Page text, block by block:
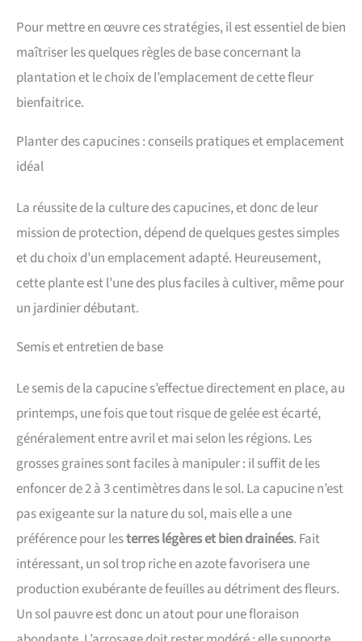
Pour mettre en œuvre ces stratégies, il est essentiel de bien
maîtriser les quelques règles de base concernant la
plantation et le choix de l’emplacement de cette fleur
bienfaitrice.
Planter des capucines : conseils pratiques et emplacement
idéal
La réussite de la culture des capucines, et donc de leur
mission de protection, dépend de quelques gestes simples
et du choix d’un emplacement adapté. Heureusement,
cette plante est l’une des plus faciles à cultiver, même pour
un jardinier débutant.
Semis et entretien de base
Le semis de la capucine s’effectue directement en place, au
printemps, une fois que tout risque de gelée est écarté,
généralement entre avril et mai selon les régions. Les
grosses graines sont faciles à manipuler : il suffit de les
enfoncer de 2 à 3 centimètres dans le sol. La capucine n’est
pas exigeante sur la nature du sol, mais elle a une
préférence pour lesterres légères et bien drainées. Fait
intéressant, un sol trop riche en azote favorisera une
production exubérante de feuilles au détriment des fleurs.
Un sol pauvre est donc un atout pour une floraison